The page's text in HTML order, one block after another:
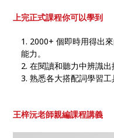
上完正式課程你可以學到
2000+ 個即時用得出
能力。
在閱讀和聽力中辨識出
熟悉各大搭配詞學習工
王梓沅老師親編課程講義